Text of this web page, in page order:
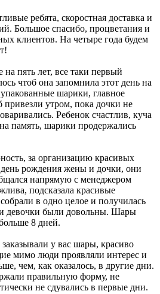
ребята, скоростная доставка и
Большое спасибо, процветания и
клиентов. На четыре года будем
пять лет, все таки первый
чтоб она запомнила этот день на
шарики, главное
привезли утром, пока дочки не
Ребенок счастлив, куча
память, шарики продержались
за организацию красивых
рождения жены и дочки, они
напрямую с менеджером
подсказала красивые
в одно целое и получилась
девочки были довольны. Шары
8 дней.
у вас шары, красиво
мимо люди проявляли интерес и
чем, как оказалось, в другие дни.
правильную форму, не
не сдувались в первые дни.